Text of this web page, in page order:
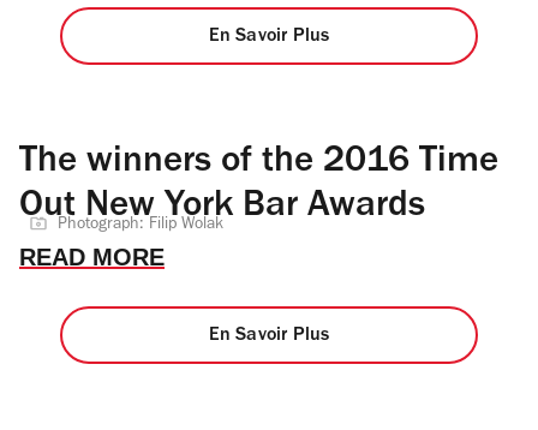
En Savoir Plus
The winners of the 2016 Time
Out New York Bar Awards
Photograph: Filip Wolak
READ MORE
En Savoir Plus